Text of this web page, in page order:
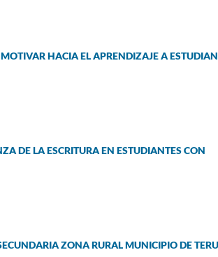
HACIA EL APRENDIZAJE A
DE LA ESCRITURA EN ESTUDIANTES CON
ZONA RURAL MUNICIPIO DE